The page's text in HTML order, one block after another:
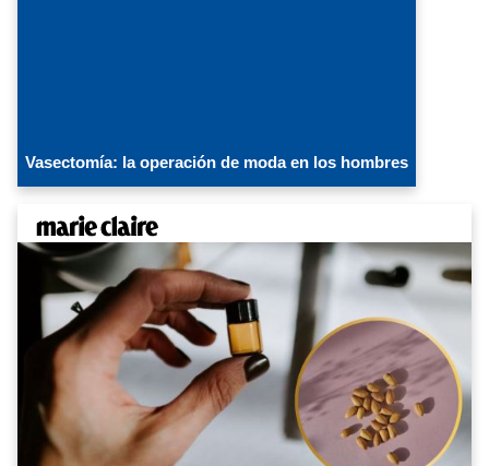
Vasectomía: la operación de moda en los hombres